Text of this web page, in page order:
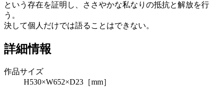
という存在を証明し、ささやかな私なりの抵抗と解放を行
う。
決して個人だけでは語ることはできない。
詳細情報
作品サイズ
H530×W652×D23［mm］